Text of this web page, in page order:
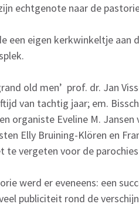
echtgenote naar de
een eigen kerkwinkeltje
old men’ prof. dr. Jan
van tachtig jaar; em.
organiste Eveline M.
Elly Bruining-Klören en
te vergeten voor de
werd er eveneens: een
publiciteit rond de